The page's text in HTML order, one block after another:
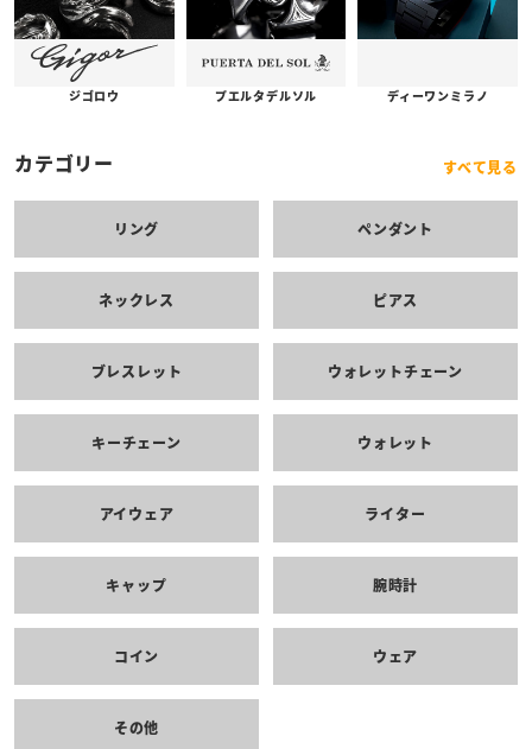
ジゴロウ プエルタデルソル ディーワンミラノ
カテゴリー すべて見る
リング ペンダント
ネックレス ピアス
ブレスレット ウォレットチェーン
キーチェーン ウォレット
アイウェア ライター
キャップ 腕時計
コイン ウェア
その他